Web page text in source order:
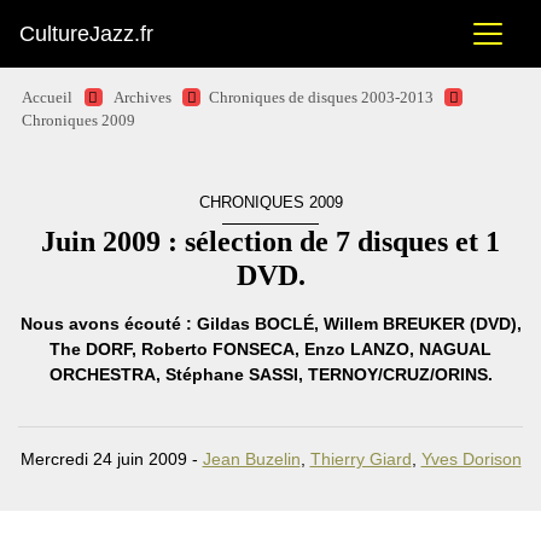
CultureJazz.fr
Accueil Archives
Chroniques de disques 2003-2013
Chroniques 2009
CHRONIQUES 2009
Juin 2009 : sélection de 7 disques et 1
DVD.
Nous avons écouté : Gildas BOCLÉ, Willem BREUKER (DVD),
The DORF, Roberto FONSECA, Enzo LANZO, NAGUAL
ORCHESTRA, Stéphane SASSI, TERNOY/CRUZ/ORINS.
Mercredi 24 juin 2009 - Jean Buzelin Thierry Giard Yves Dorison